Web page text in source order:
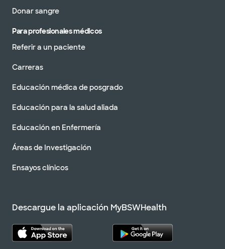
Donar sangre
Para profesionales médicos
Referir a un paciente
Carreras
Educación médica de posgrado
Educación para la salud aliada
Educación en Enfermería
Áreas de Investigación
Ensayos clínicos
Descargue la aplicación MyBSWHealth